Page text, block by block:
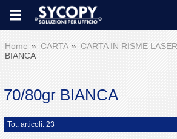
Home CARTA CARTA IN RISME
BIANCA
70/80gr BIANCA
Tot. articoli: 23